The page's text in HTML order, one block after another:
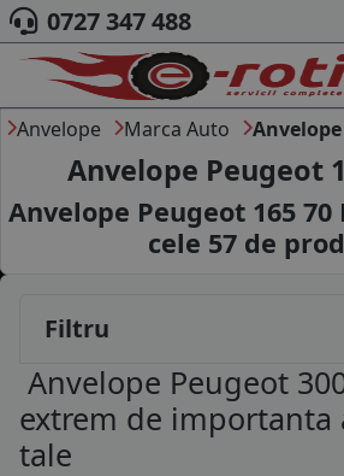
ACASA
DESPRE NOI
ANVELOPE
AUTO
CAMION
MOTO
MARCA AUTO
BLOG
0727 347 488
Anvelope Marca Auto
Anvelope Peugeot
Anvelope Peugeot 165 70
cele 57 de
Filtru
Anvelope Peugeot
extrem de importanta
tale